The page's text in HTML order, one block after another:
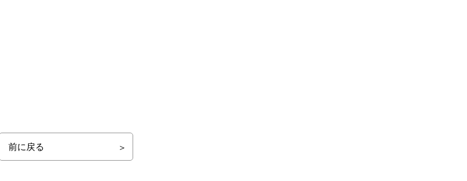
前に戻る